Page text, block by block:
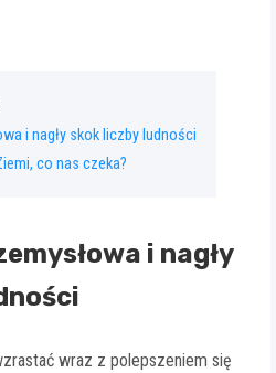
i nagły skok liczby ludności
co nas czeka?
i nagły
wraz z polepszeniem się